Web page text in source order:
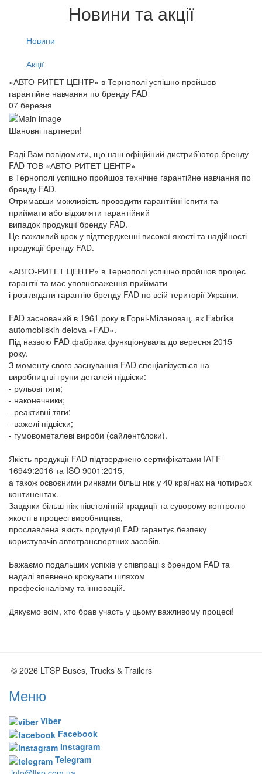
Новини та акції
Новини
Акції
«АВТО-РИТЕТ ЦЕНТР» в Тернополі успішно пройшов
гарантійне навчання по бренду FAD
07 березня
Шановні партнери!
Раді Вам повідомити, що наш офіційний дистриб’ютор бренду
FAD ТОВ «АВТО-РИТЕТ ЦЕНТР»
в Тернополі успішно пройшов технічне гарантійне навчання по
бренду FAD.
Отримавши можливість проводити гарантійні іспити та
приймати або відхиляти гарантійний
випадок продукції бренду FAD.
Це важливий крок у підтвердженні високої якості та надійності
продукції бренду FAD.
«АВТО-РИТЕТ ЦЕНТР» в Тернополі успішно пройшов процес
гарантії та має уповноваження приймати
і розглядати гарантію бренду FAD по всій території України.
FAD заснований в 1961 року в Горні-Мілановац, як Fabrika
automobilskih delova «FAD».
Під назвою FAD фабрика функціонувала до вересня 2015
року.
З моменту свого заснування FAD спеціалізується на
виробництві групи деталей підвіски:
- рульові тяги;
- наконечники;
- реактивні тяги;
- важелі підвіски;
- гумовометалеві вироби (сайлентблоки).
Якість продукції FAD підтверджено сертифікатами IATF
16949:2016 та ISO 9001:2015,
а також освоєними ринками більш ніж у 40 країнах на чотирьох
континентах.
Завдяки більш ніж півстолітній традиції та суворому контролю
якості в процесі виробництва,
прославлена якість продукції FAD гарантує безпеку
користувачів автотранспортних засобів.
Бажаємо подальших успіхів у співпраці з брендом FAD та
надалі впевнено крокувати шляхом
професіоналізму та інновацій.
Дякуємо всім, хто брав участь у цьому важливому процесі!
© 2026 LTSP Buses, Trucks & Trailers
Меню
Viber
Facebook
Instagram
Telegram